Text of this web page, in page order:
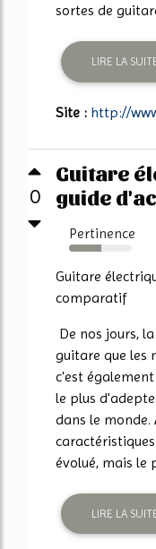
sortes de
LIRE LA
Site : http://
0
Guitare
guide
Pertinence
52%
Guitare
comparatif
De nos jours,
guitare que les
c'est
le plus
dans le monde.
évolué, mais le
LIRE LA